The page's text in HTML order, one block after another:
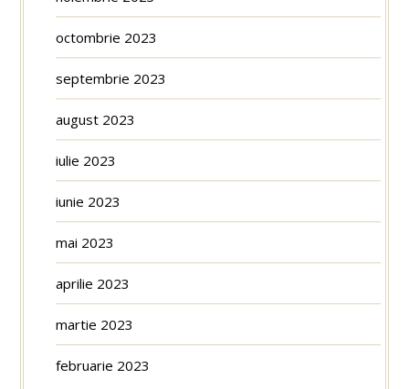
octombrie 2023
septembrie 2023
august 2023
iulie 2023
iunie 2023
mai 2023
aprilie 2023
martie 2023
februarie 2023